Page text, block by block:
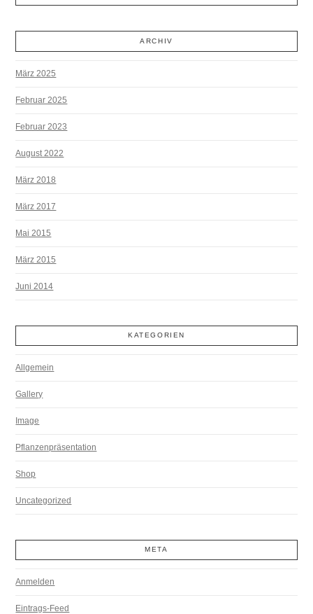
ARCHIV
März 2025
Februar 2025
Februar 2023
August 2022
März 2018
März 2017
Mai 2015
März 2015
Juni 2014
KATEGORIEN
Allgemein
Gallery
Image
Pflanzenpräsentation
Shop
Uncategorized
META
Anmelden
Eintrags-Feed